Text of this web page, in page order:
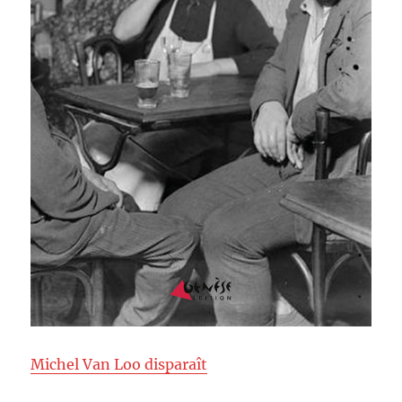
Michel Van Loo disparaît